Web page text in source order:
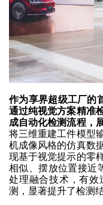
作为享界超级工厂的
通过纯视觉方案精准
成自动化检测流程，
将三维重建工件模型
机成像风格的仿真数
现基于视觉提示的零
相似、摆放位置接近
处理融合技术，有效
测，显著提升了检测